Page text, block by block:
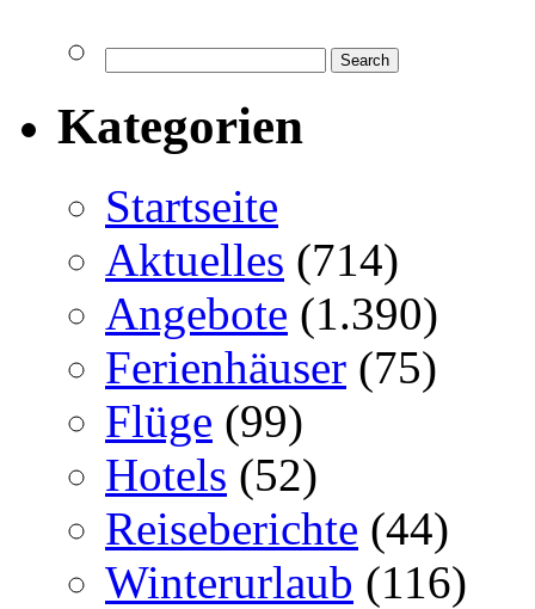
Kategorien
Startseite
Aktuelles (714)
Angebote (1.390)
Ferienhäuser (75)
Flüge (99)
Hotels (52)
Reiseberichte (44)
Winterurlaub (116)